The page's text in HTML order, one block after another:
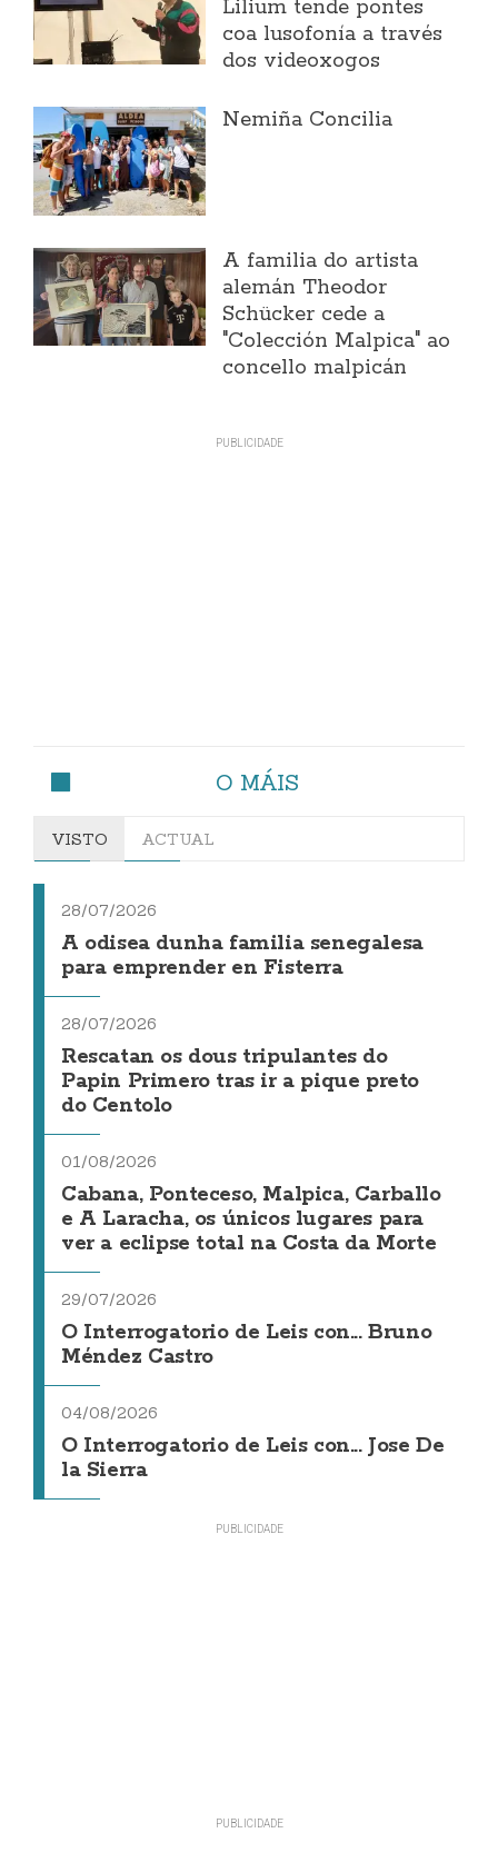
Lilium tende pontes
coa lusofonía a través
dos videoxogos
Nemiña Concilia
A familia do artista
alemán Theodor
Schücker cede a
"Colección Malpica" ao
concello malpicán
O MÁIS
VISTO ACTUAL
28/07/2026
A odisea dunha familia senegalesa
para emprender en Fisterra
28/07/2026
Rescatan os dous tripulantes do
Papin Primero tras ir a pique preto
do Centolo
01/08/2026
Cabana, Ponteceso, Malpica, Carballo
e A Laracha, os únicos lugares para
ver a eclipse total na Costa da Morte
29/07/2026
O Interrogatorio de Leis con... Bruno
Méndez Castro
04/08/2026
O Interrogatorio de Leis con... Jose De
la Sierra